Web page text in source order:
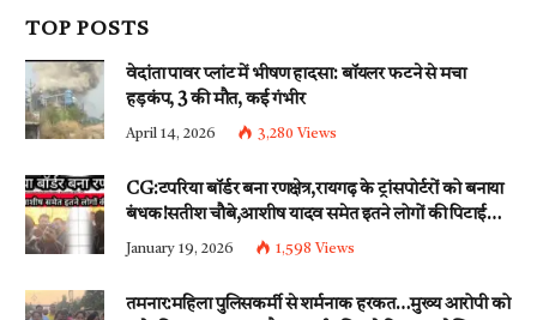
TOP POSTS
वेदांता पावर प्लांट में भीषण हादसा: बॉयलर फटने से मचा
हड़कंप, 3 की मौत, कई गंभीर
April 14, 2026 3,280 Views
CG:टपरिया बॉर्डर बना रणक्षेत्र,रायगढ़ के ट्रांसपोर्टरों को बनाया
बंधक!सतीश चौबे,आशीष यादव समेत इतने लोगों की पिटाई…
इन धाराओं के तहत्~बंटी समेत इतने लोगों पर हुई नामजद
January 19, 2026 1,598 Views
तमनार:महिला पुलिसकर्मी से शर्मनाक हरकत…मुख्य आरोपी को